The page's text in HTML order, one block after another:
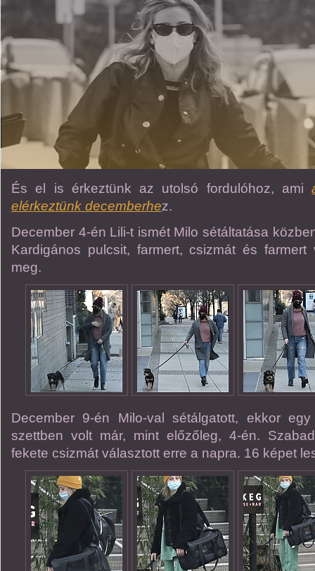
És el is érkeztünk az utolsó fordulóhoz, ami
elérkeztünk decemberhez.
December 4-én Lili-t ismét Milo sétáltatása
Kardigános pulcsit, farmert, csizmát és
meg.
December 9-én Milo-val sétálgatott, ekkor
szettben volt már, mint előzőleg, 4-én.
fekete csizmát választott erre a napra. 16 képet